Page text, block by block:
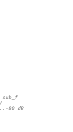
sub_f
80 dB